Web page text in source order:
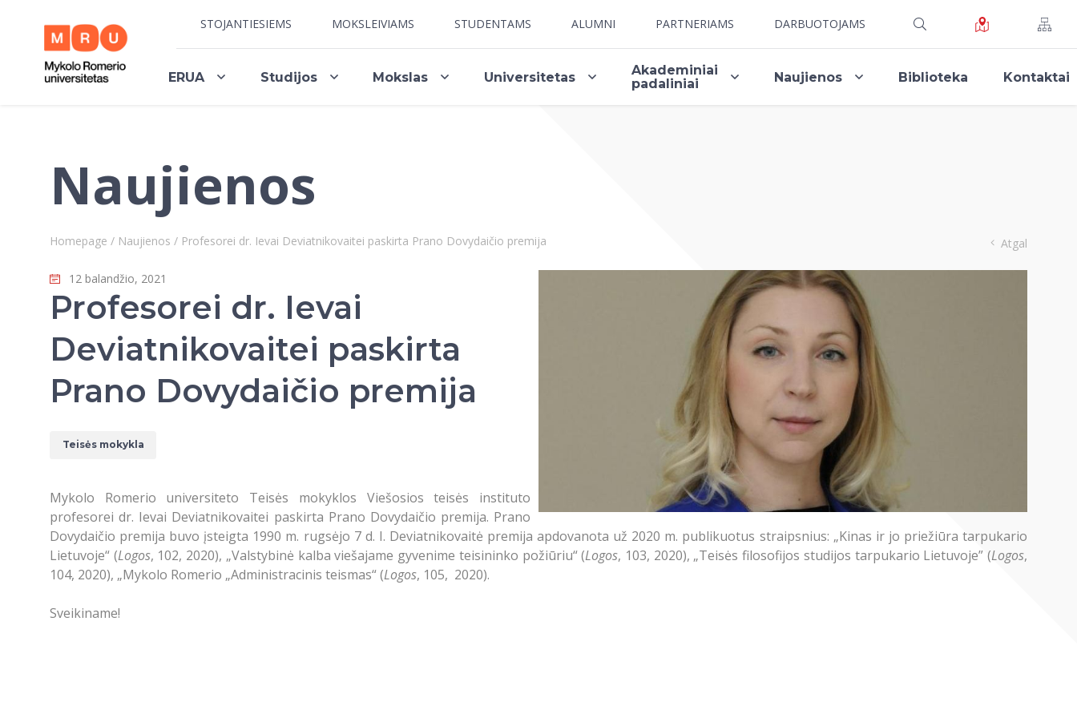
STOJANTIESIEMS MOKSLEIVIAMS STUDENTAMS ALUMNI PARTNERIAMS DARBUOTOJAMS
ERUA Studijos Mokslas Universitetas
Akademiniai
padaliniai
Naujienos Biblioteka Kontaktai
Naujienos
Homepage / Naujienos / Profesorei dr. Ievai Deviatnikovaitei paskirta Prano Dovydaičio premija Atgal
12 balandžio, 2021
Profesorei dr. Ievai
Deviatnikovaitei paskirta
Prano Dovydaičio premija
Teisės mokykla
Mykolo Romerio universiteto Teisės mokyklos Viešosios teisės instituto
profesorei dr. Ievai Deviatnikovaitei paskirta Prano Dovydaičio premija. Prano
Dovydaičio premija buvo įsteigta 1990 m. rugsėjo 7 d. I. Deviatnikovaitė premija apdovanota už 2020 m. publikuotus straipsnius: „Kinas ir jo priežiūra tarpukario
Lietuvoje“ (Logos, 102, 2020), „Valstybinė kalba viešajame gyvenime teisininko požiūriu“ (Logos, 103, 2020), „Teisės filosofijos studijos tarpukario Lietuvoje” (Logos,
104, 2020), „Mykolo Romerio „Administracinis teismas“ (Logos, 105, 2020).
Sveikiname!